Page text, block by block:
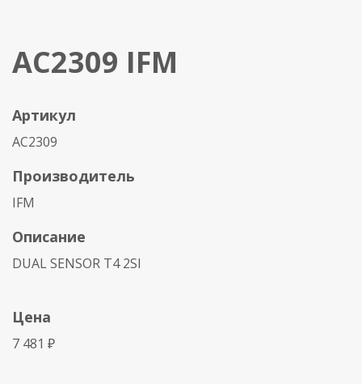
AC2309 IFM
Артикул
AC2309
Производитель
IFM
Описание
DUAL SENSOR T4 2SI
Цена
7 481 ₽